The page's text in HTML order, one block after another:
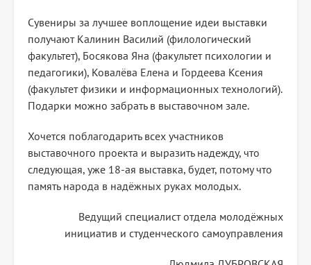
Сувениры за лучшее воплощение идеи выставки
получают Калинин Василий (филологический
факультет), Босякова Яна (факультет психологии и
педагогики), Ковалёва Елена и Гордеева Ксения
(факультет физики и информационных технологий).
Подарки можно забрать в выставочном зале.
Хочется поблагодарить всех участников
выставочного проекта и выразить надежду, что
следующая, уже 18-ая выставка, будет, потому что
память народа в надёжных руках молодых.
Ведущий специалист отдела молодёжных
инициатив и студенческого самоуправления